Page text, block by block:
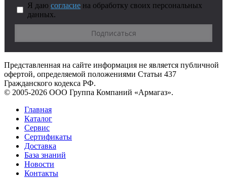
Я даю согласие на обработку своих персональных
данных.
Представленная на сайте информация не является публичной
офертой, определяемой положениями Статьи 437
Гражданского кодекса РФ.
© 2005-2026 ООО Группа Компаний «Армагаз».
Главная
Каталог
Сервис
Сертификаты
Доставка
База знаний
Новости
Контакты